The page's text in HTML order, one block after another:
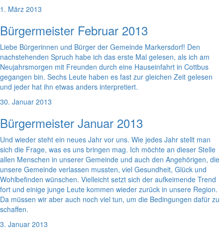
1. März 2013
Bürgermeister Februar 2013
Liebe Bürgerinnen und Bürger der Gemeinde Markersdorf! Den
nachstehenden Spruch habe ich das erste Mal gelesen, als ich am
Neujahrsmorgen mit Freunden durch eine Hauseinfahrt in Cottbus
gegangen bin. Sechs Leute haben es fast zur gleichen Zeit gelesen
und jeder hat ihn etwas anders interpretiert.
30. Januar 2013
Bürgermeister Januar 2013
Und wieder steht ein neues Jahr vor uns. Wie jedes Jahr stellt man
sich die Frage, was es uns bringen mag. Ich möchte an dieser Stelle
allen Menschen in unserer Gemeinde und auch den Angehörigen, die
unsere Gemeinde verlassen mussten, viel Gesundheit, Glück und
Wohlbefinden wünschen. Vielleicht setzt sich der aufkeimende Trend
fort und einige junge Leute kommen wieder zurück in unsere Region.
Da müssen wir aber auch noch viel tun, um die Bedingungen dafür zu
schaffen.
3. Januar 2013